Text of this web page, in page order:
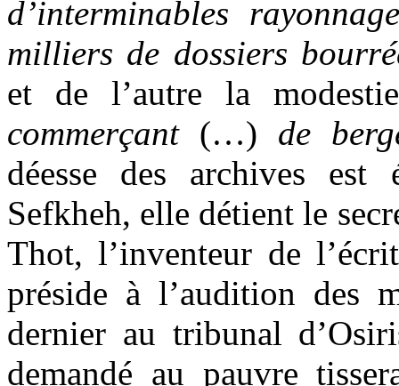
d’interminables
milliers de dossiers
et de l’autre la
commerçant (…) de
déesse des archives est
Sefkheh, elle détient le
Thot, l’inventeur de
préside à l’audition des
dernier au tribunal
demandé au pauvre